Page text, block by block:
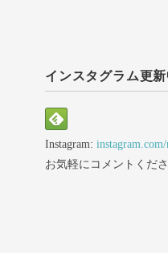
インスタグラム更新
Instagram:
お気軽にコメントくだ